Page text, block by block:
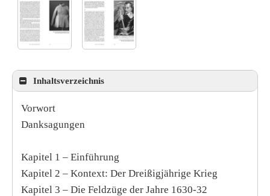
Inhaltsverzeichnis
Vorwort
Danksagungen
Kapitel 1 – Einführung
Kapitel 2 – Kontext: Der Dreißigjährige Krieg
Kapitel 3 – Die Feldzüge der Jahre 1630-32